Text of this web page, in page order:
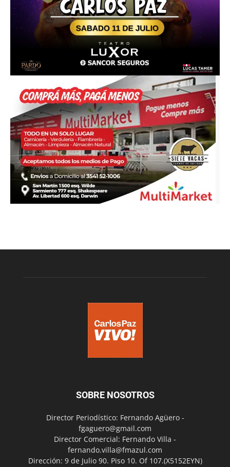
SOBRE NOSOTROS
Director Periodístico: Fernando Agüero -
fgaguero@gmail.com
Director Comercial: Fernando Villa -
fernando.villa@fmazul.com
Dirección: 9 de Julio 90. Piso 10. Of 107.(X5152EYN)